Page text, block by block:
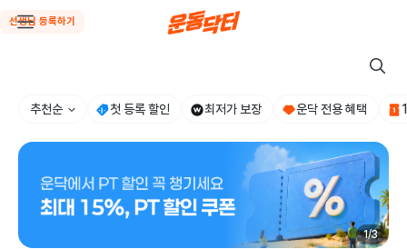
선생님 등록하기
추천순 첫 등록 할인 최저가 보장 운닥 전용 혜택
1/3